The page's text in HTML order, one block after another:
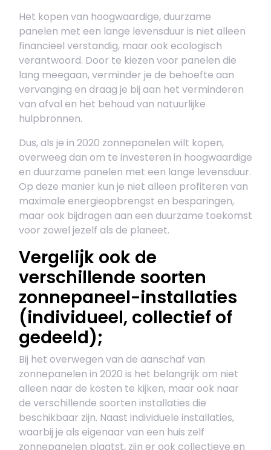
Het kopen van hoogwaardige, duurzame
panelen met een lange levensduur is niet alleen
financieel verstandig, maar ook ecologisch
verantwoord. Door te kiezen voor panelen die
lang meegaan, verminder je de behoefte aan
vervanging en draag je bij aan het verminderen
van afval en het behoud van natuurlijke
hulpbronnen.
Dus, als je in 2020 zonnepanelen wilt kopen,
overweeg dan om te investeren in hoogwaardige
en duurzame panelen met een lange levensduur.
Op deze manier kun je niet alleen profiteren van
maximale energieopbrengst en besparingen,
maar ook bijdragen aan een duurzame toekomst
voor zowel jezelf als de planeet.
Vergelijk ook de
verschillende soorten
zonnepaneel-installaties
(individueel, collectief of
gedeeld);
Bij het overwegen van de aanschaf van
zonnepanelen in 2020 is het belangrijk om niet
alleen naar de kosten te kijken, maar ook naar
de verschillende soorten installaties die
beschikbaar zijn. Naast individuele installaties,
waarbij je als eigenaar van een huis zelf
zonnepanelen plaatst, zijn er ook collectieve en